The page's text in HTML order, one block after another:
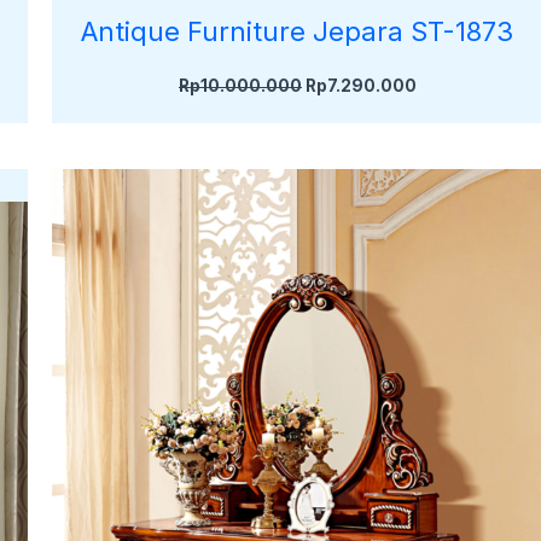
Antique Furniture Jepara ST-1873
Rp10.000.000 Rp7.290.000